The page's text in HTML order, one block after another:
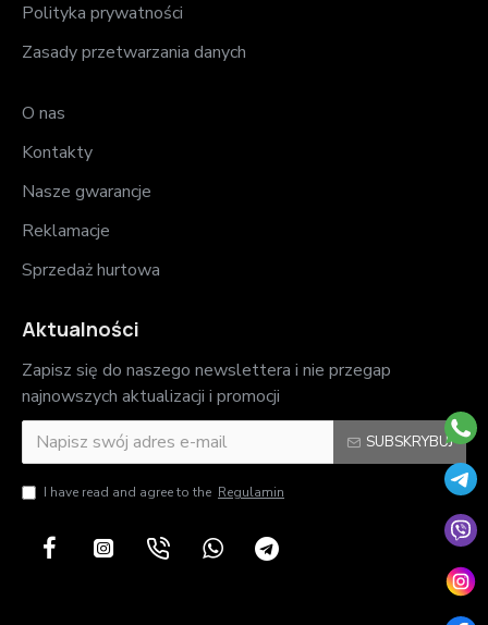
Polityka prywatności
Zasady przetwarzania danych
O nas
Kontakty
Nasze gwarancje
Reklamacje
Sprzedaż hurtowa
Aktualności
Zapisz się do naszego newslettera i nie przegap
najnowszych aktualizacji i promocji
SUBSKRYBUJ
I have read and agree to the Regulamin